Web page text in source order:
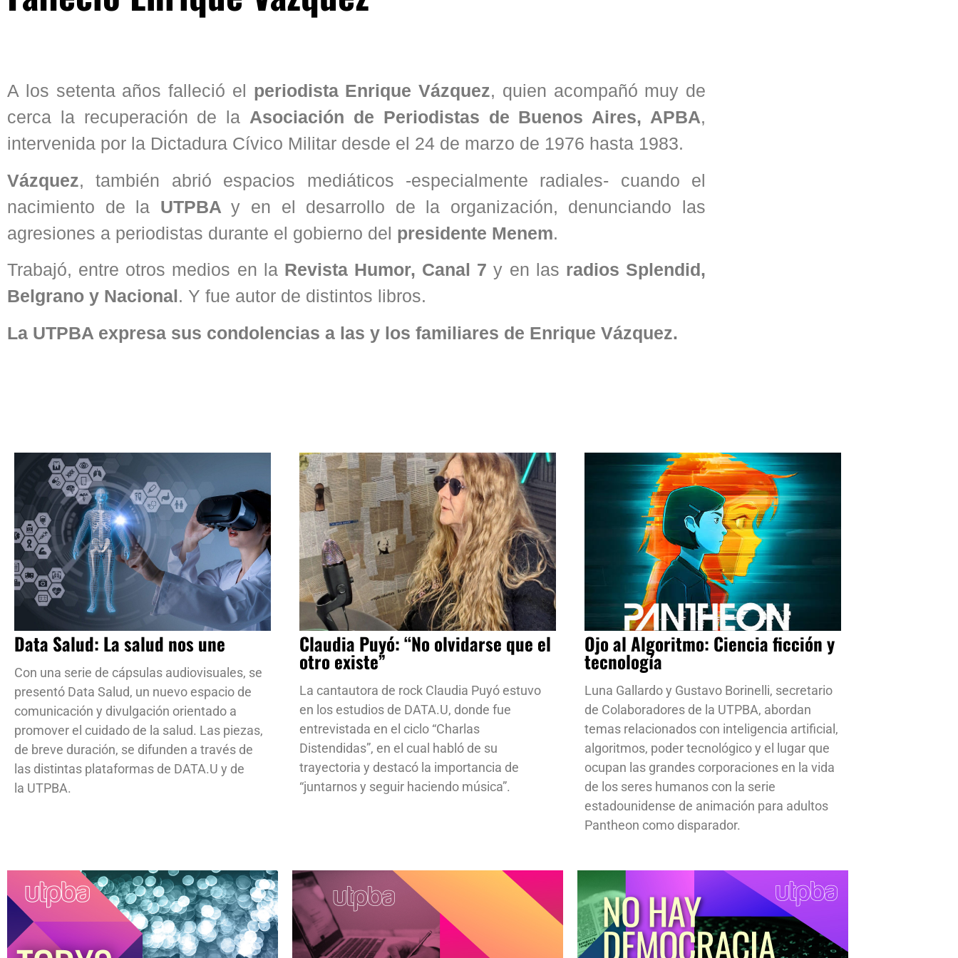
A los setenta años falleció el periodista Enrique Vázquez, quien acompañó muy de
cerca la recuperación de la Asociación de Periodistas de Buenos Aires, APBA,
intervenida por la Dictadura Cívico Militar desde el 24 de marzo de 1976 hasta 1983.
Vázquez, también abrió espacios mediáticos -especialmente radiales- cuando el
nacimiento de la UTPBAy en el desarrollo de la organización, denunciando las
agresiones a periodistas durante el gobierno del presidente Menem.
Trabajó, entre otros medios en la Revista Humor, Canal 7 y en las radios Splendid,
Belgrano y Nacional. Y fue autor de distintos libros.
La UTPBA expresa sus condolencias a las y los familiares de Enrique Vázquez.
Data Salud: La salud nos une
Con una serie de cápsulas audiovisuales, se
presentó Data Salud, un nuevo espacio de
comunicación y divulgación orientado a
promover el cuidado de la salud. Las piezas,
de breve duración, se difunden a través de
las distintas plataformas de DATA.U y de
la UTPBA.
Claudia Puyó: “No olvidarse que el
otro existe”
La cantautora de rock Claudia Puyó estuvo
en los estudios de DATA.U, donde fue
entrevistada en el ciclo “Charlas
Distendidas”, en el cual habló de su
trayectoria y destacó la importancia de
“juntarnos y seguir haciendo música”.
Ojo al Algoritmo: Ciencia ficción y
tecnología
Luna Gallardo y Gustavo Borinelli, secretario
de Colaboradores de la UTPBA, abordan
temas relacionados con inteligencia artificial,
algoritmos, poder tecnológico y el lugar que
ocupan las grandes corporaciones en la vida
de los seres humanos con la serie
estadounidense de animación para adultos
Pantheon como disparador.